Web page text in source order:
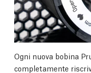
Ogni nuova bobina
completamente